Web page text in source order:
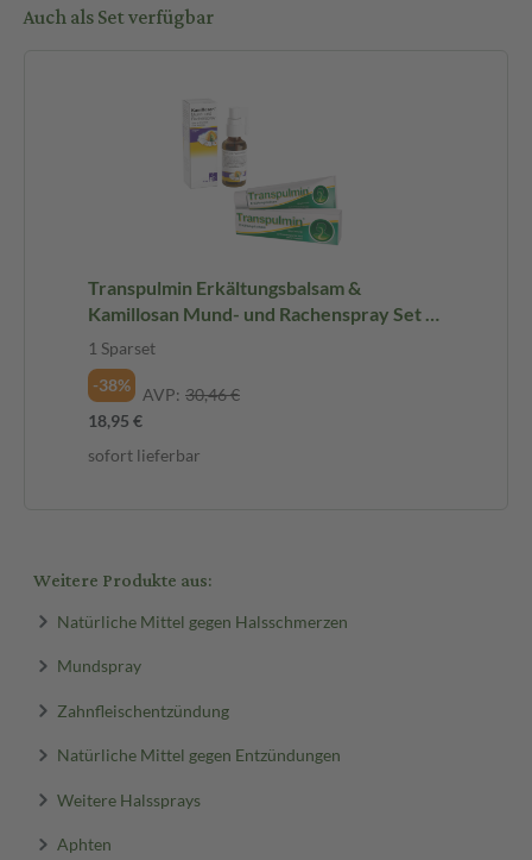
Auch als Set verfügbar
Transpulmin Erkältungsbalsam &
Kamillosan Mund- und Rachenspray Set 1
Sparset
1 Sparset
-38%
AVP: 30,46 €
18,95 €
sofort lieferbar
Weitere Produkte aus:
Natürliche Mittel gegen Halsschmerzen
Mundspray
Zahnfleischentzündung
Natürliche Mittel gegen Entzündungen
Weitere Halssprays
Aphten